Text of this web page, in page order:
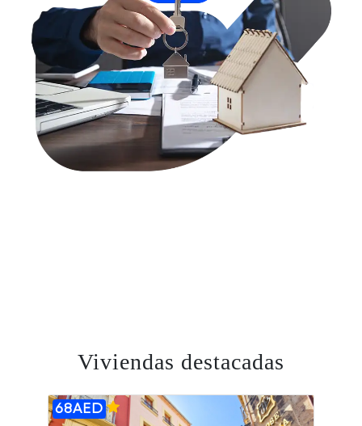
Viviendas destacadas
68AED